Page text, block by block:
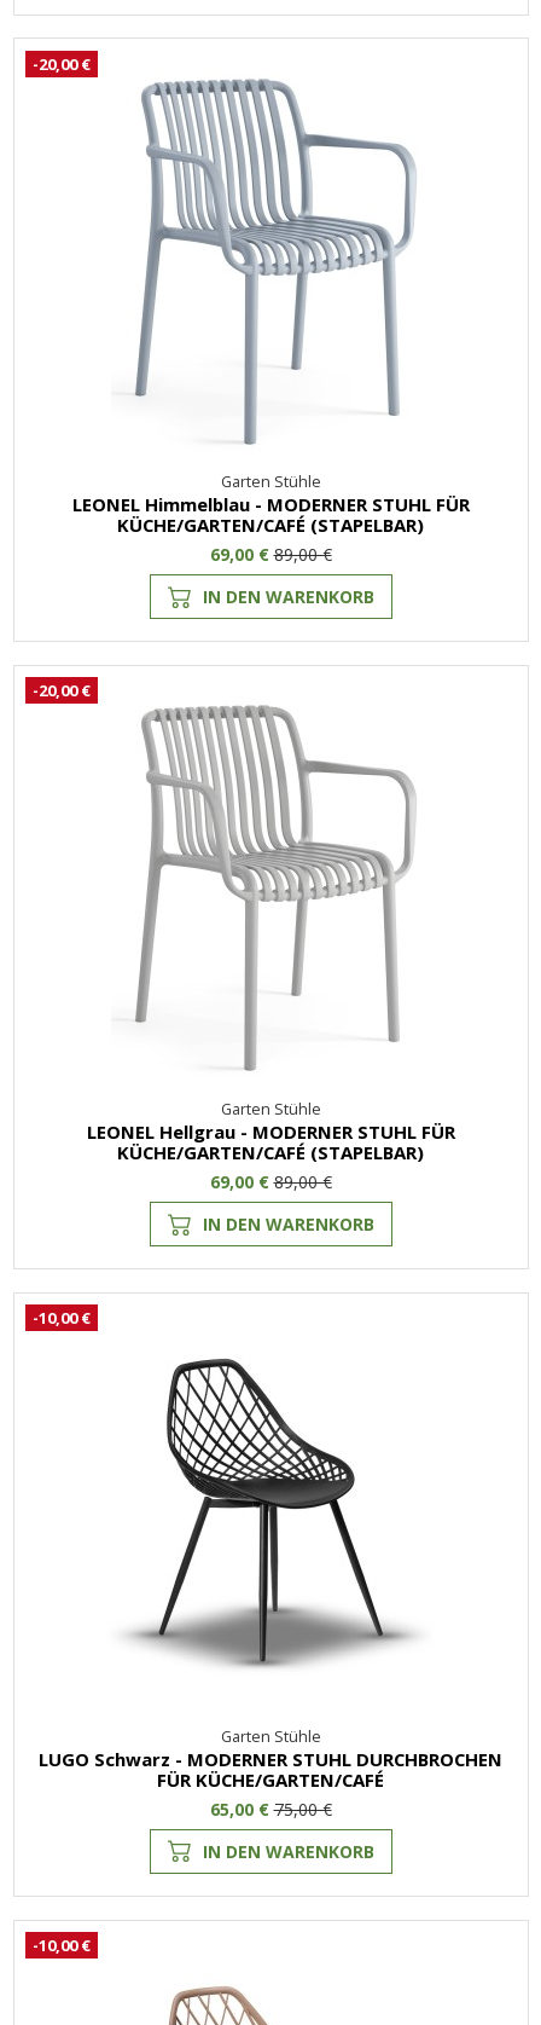
-20,00 €
Garten Stühle
LEONEL Himmelblau - MODERNER STUHL FÜR
KÜCHE/GARTEN/CAFÉ (STAPELBAR)
69,00 €89,00 €
IN DEN WARENKORB
-20,00 €
Garten Stühle
LEONEL Hellgrau - MODERNER STUHL FÜR
KÜCHE/GARTEN/CAFÉ (STAPELBAR)
69,00 €89,00 €
IN DEN WARENKORB
-10,00 €
Garten Stühle
LUGO Schwarz - MODERNER STUHL DURCHBROCHEN
FÜR KÜCHE/GARTEN/CAFÉ
65,00 €75,00 €
IN DEN WARENKORB
-10,00 €